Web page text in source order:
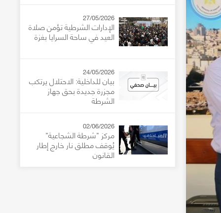
27/05/2026
الإدارات الشرطية تؤمن صلاة
العيد في ساحة السرايا بغزة
24/05/2026
بيان للداخلية: الاحتلال يرتكب
مجزرة جديدة بحق جهاز
الشرطة
02/06/2026
مركز "شرطة الشجاعية"
يُوقف مطلق نار خارج إطار
القانون